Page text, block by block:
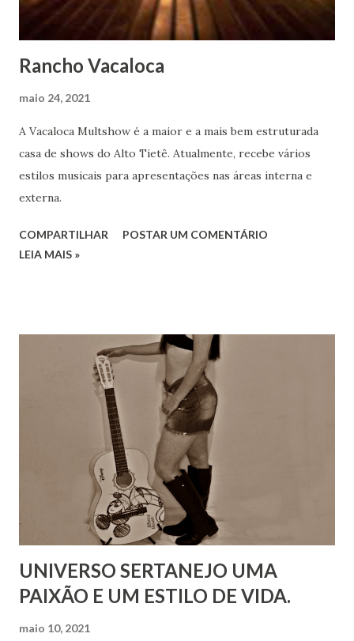
Rancho Vacaloca
maio 24, 2021
A Vacaloca Multshow é a maior e a mais bem estruturada
casa de shows do Alto Tietê. Atualmente, recebe vários
estilos musicais para apresentações nas áreas interna e
externa.
COMPARTILHAR
POSTAR UM COMENTÁRIO
LEIA MAIS »
UNIVERSO SERTANEJO UMA
PAIXÃO E UM ESTILO DE VIDA.
maio 10, 2021